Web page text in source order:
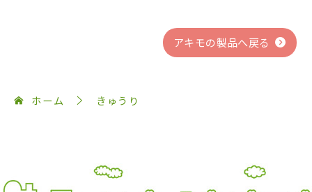
アキモの製品へ戻る
ホーム きゅうり